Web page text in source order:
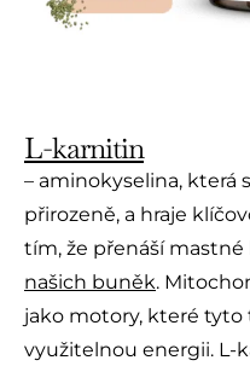
L-karnitin
– aminokyselina, která
přirozeně, a hraje
tím, že přenáší mastné
našich buněk.
jako motory, které
využitelnou energii. L-